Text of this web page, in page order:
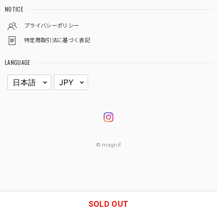
NOTICE
プライバシーポリシー
特定商取引法に基づく表記
LANGUAGE
© magnif
SOLD OUT